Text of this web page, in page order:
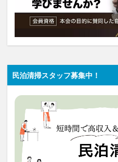
民泊清掃スタッフ募集中！